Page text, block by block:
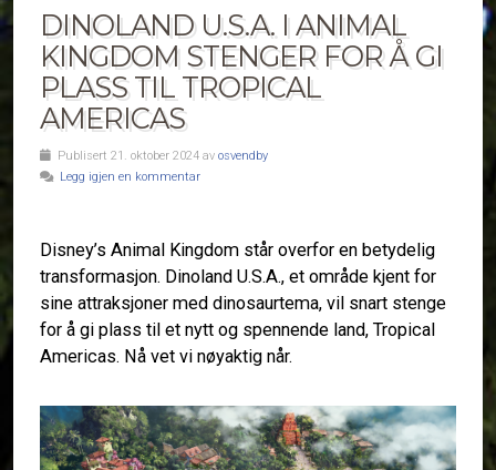
DINOLAND U.S.A. I ANIMAL
KINGDOM STENGER FOR Å GI
PLASS TIL TROPICAL
AMERICAS
Publisert 21. oktober 2024 av osvendby
Legg igjen en kommentar
Disney’s Animal Kingdom står overfor en betydelig
transformasjon. Dinoland U.S.A., et område kjent for
sine attraksjoner med dinosaurtema, vil snart stenge
for å gi plass til et nytt og spennende land, Tropical
Americas. Nå vet vi nøyaktig når.